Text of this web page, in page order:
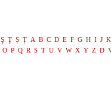
Ş Ţ Ș Ț A B C D E F G H I J K
O P Q R S T U V W X Y Z D